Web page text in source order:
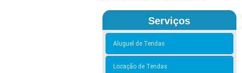
Serviços
Aluguel de Tendas
Locação de Tendas